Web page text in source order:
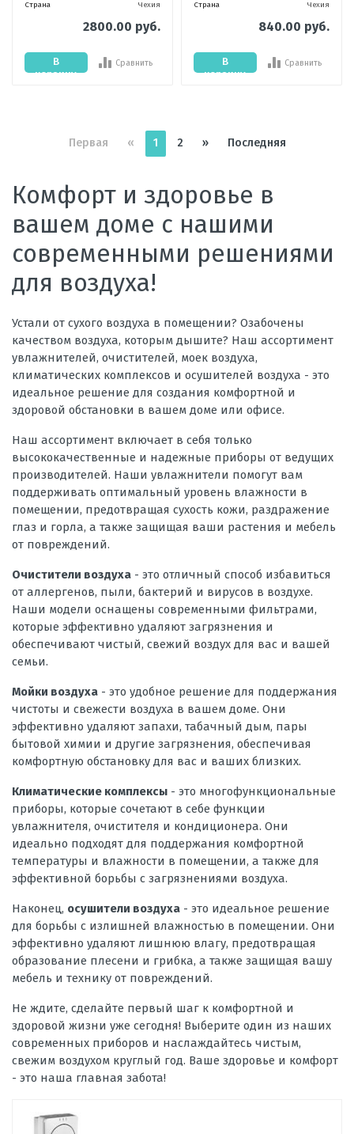
Страна Чехия
2800.00 руб.
В
корзину
Сравнить
Страна Чехия
840.00 руб.
В
корзину
Сравнить
Первая « 1 2 » Последняя
Комфорт и здоровье в
вашем доме с нашими
современными решениями
для воздуха!
Устали от сухого воздуха в помещении? Озабочены
качеством воздуха, которым дышите? Наш ассортимент
увлажнителей, очистителей, моек воздуха,
климатических комплексов и осушителей воздуха - это
идеальное решение для создания комфортной и
здоровой обстановки в вашем доме или офисе.
Наш ассортимент включает в себя только
высококачественные и надежные приборы от ведущих
производителей. Наши увлажнители помогут вам
поддерживать оптимальный уровень влажности в
помещении, предотвращая сухость кожи, раздражение
глаз и горла, а также защищая ваши растения и мебель
от повреждений.
Очистители воздуха - это отличный способ избавиться
от аллергенов, пыли, бактерий и вирусов в воздухе.
Наши модели оснащены современными фильтрами,
которые эффективно удаляют загрязнения и
обеспечивают чистый, свежий воздух для вас и вашей
семьи.
Мойки воздуха - это удобное решение для поддержания
чистоты и свежести воздуха в вашем доме. Они
эффективно удаляют запахи, табачный дым, пары
бытовой химии и другие загрязнения, обеспечивая
комфортную обстановку для вас и ваших близких.
Климатические комплексы - это многофункциональные
приборы, которые сочетают в себе функции
увлажнителя, очистителя и кондиционера. Они
идеально подходят для поддержания комфортной
температуры и влажности в помещении, а также для
эффективной борьбы с загрязнениями воздуха.
Наконец, осушители воздуха - это идеальное решение
для борьбы с излишней влажностью в помещении. Они
эффективно удаляют лишнюю влагу, предотвращая
образование плесени и грибка, а также защищая вашу
мебель и технику от повреждений.
Не ждите, сделайте первый шаг к комфортной и
здоровой жизни уже сегодня! Выберите один из наших
современных приборов и наслаждайтесь чистым,
свежим воздухом круглый год. Ваше здоровье и комфорт
- это наша главная забота!